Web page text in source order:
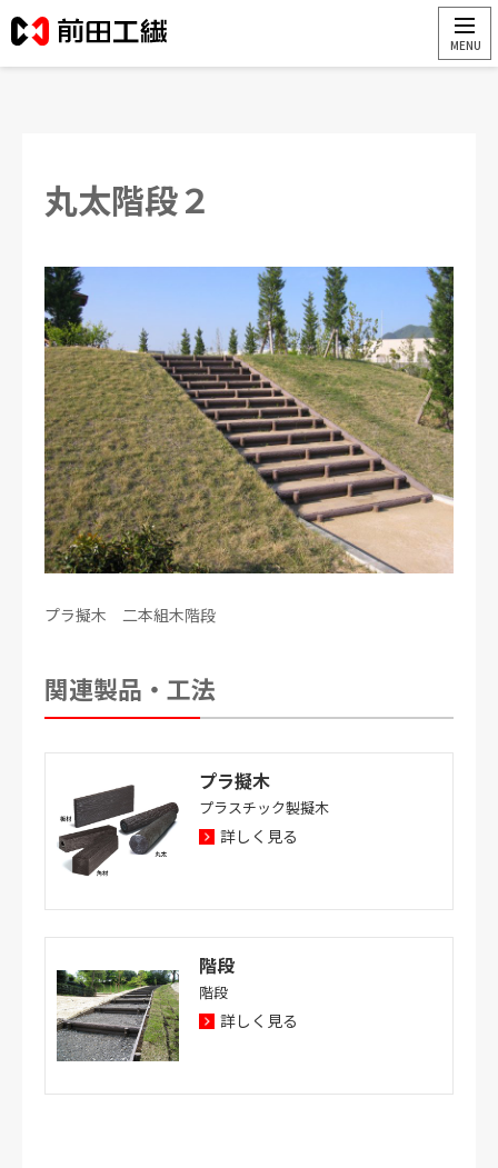
丸太階段２
プラ擬木 二本組木階段
関連製品・工法
プラ擬木
プラスチック製擬木
詳しく見る
階段
階段
詳しく見る